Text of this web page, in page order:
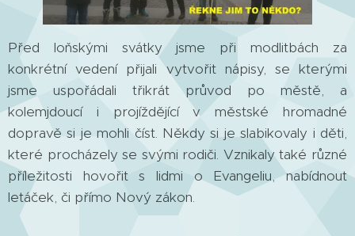
Před loňskými svátky jsme při modlitbách za
konkrétní vedení přijali vytvořit nápisy, se kterými
jsme uspořádali třikrát průvod po městě, a
kolemjdoucí i projíždějící v městské hromadné
dopravě si je mohli číst. Někdy si je slabikovaly i děti,
které procházely se svými rodiči. Vznikaly také různé
příležitosti hovořit s lidmi o Evangeliu, nabídnout
letáček, či přímo Nový zákon.